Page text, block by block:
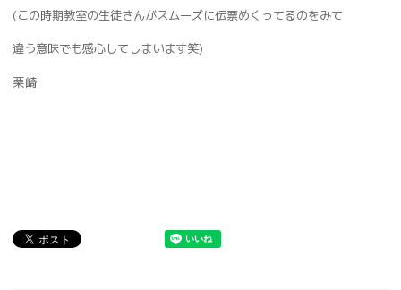
(この時期教室の生徒さんがスムーズに伝票めくってるのをみて
違う意味でも感心してしまいます笑)
栗崎